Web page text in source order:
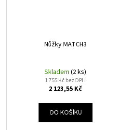
Nůžky MATCH3
Skladem(2 ks)
1 755 Kč bez DPH
2 123,55 Kč
DO KOŠÍKU